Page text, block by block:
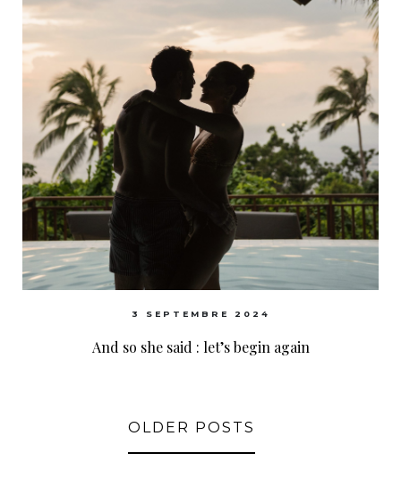
3 SEPTEMBRE 2024
And so she said : let’s begin again
OLDER POSTS